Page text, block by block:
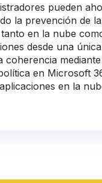
pueden
la prevención de
en la nube
desde una
coherencia
en Microsoft
aplicaciones en la